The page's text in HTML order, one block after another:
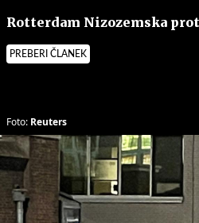
Rotterdam Nizozemska
PREBERI ČLANEK
Foto: Reuters